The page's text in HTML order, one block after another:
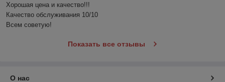
Хорошая цена и качество!!!
Качество обслуживания 10/10
Всем советую!
Показать все отзывы
О нас